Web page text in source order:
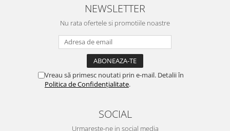
NEWSLETTER
Nu rata ofertele si promotiile noastre
Vreau să primesc noutati prin e-mail. Detalii în
Politica de Confidențialitate.
SOCIAL
Urmareste-ne in social media